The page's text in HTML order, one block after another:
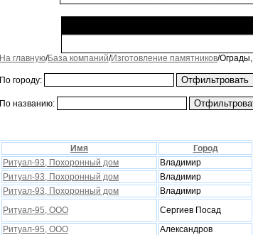
На главную/База компаний/Изготовление памятников/Ограды,
По городу:
По названию:
Имя Город
Ритуал-93, Поxоронный дом
Владимир
Ритуал-93, Поxоронный дом
Владимир
Ритуал-93, Поxоронный дом
Владимир
Ритуал-95, ООО
Сергиев Посад
Ритуал-95, ООО
Александров